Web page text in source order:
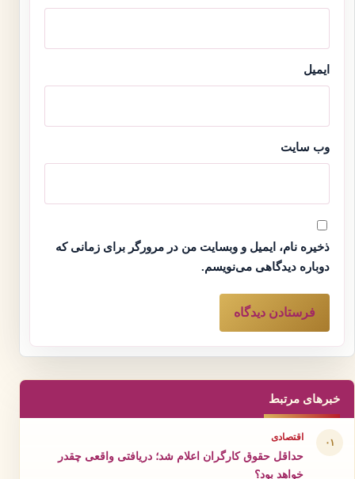
ایمیل
وب‌ سایت
ذخیره نام، ایمیل و وبسایت من در مرورگر برای زمانی که
دوباره دیدگاهی می‌نویسم.
خبرهای مرتبط
۰۱ اقتصادی
حداقل حقوق کارگران اعلام شد؛ دریافتی واقعی چقدر
خواهد بود؟